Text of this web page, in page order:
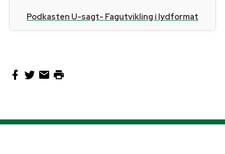
Podkasten U-sagt- Fagutvikling i lydformat